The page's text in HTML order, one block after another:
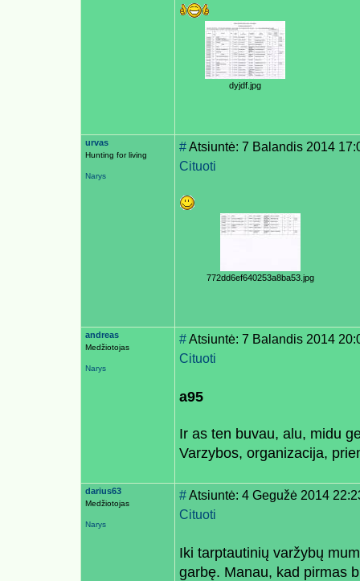
dyjdf.jpg
urvas
Hunting for living
Narys
#Atsiuntė: 7 Balandis 2014
Cituoti
772dd6ef640253a8ba53.jpg
andreas
Medžiotojas
Narys
#Atsiuntė: 7 Balandis 2014
Cituoti
a95
Ir as ten buvau, alu, midu
Varzybos, organizacija,
darius63
Medžiotojas
Narys
#Atsiuntė: 4 Gegužė 2014
Cituoti
Iki tarptautinių varžybų
garbę. Manau, kad pirmas